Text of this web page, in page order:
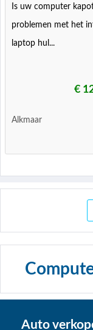
Is uw computer
problemen met het
laptop hul...
€
Alkmaar
Auto